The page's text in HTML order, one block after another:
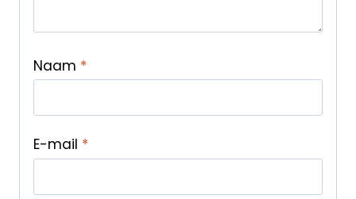
Naam *
E-mail *